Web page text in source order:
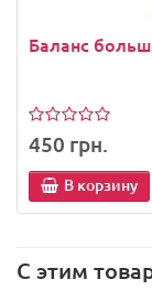
Баланс
450 грн.
В корзину
С этим